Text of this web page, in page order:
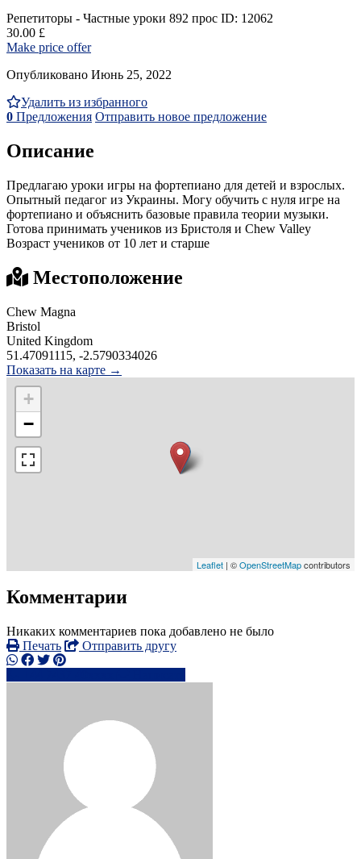
Репетиторы - Частные уроки 892 прос ID: 12062
30.00 £
Make price offer
Опубликовано Июнь 25, 2022
Удалить из избранного
0 Предложения Отправить новое предложение
Описание
Предлагаю уроки игры на фортепиано для детей и взрослых.
Опытный педагог из Украины. Могу обучить с нуля игре на
фортепиано и объяснить базовые правила теории музыки.
Готова принимать учеников из Бристоля и Chew Valley
Возраст учеников от 10 лет и старше
Местоположение
Chew Magna
Bristol
United Kingdom
51.47091115, -2.5790334026
Показать на карте →
+
−
Leaflet | ©OpenStreetMapcontributors
Комментарии
Никаких комментариев пока добавлено не было
Печать
Отправить другу